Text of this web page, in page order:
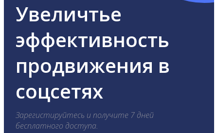
Увеличтье
эффективность
продвижения в
соцсетях
Зарегистируйтесь и получите 7 дней
бесплатного доступа.